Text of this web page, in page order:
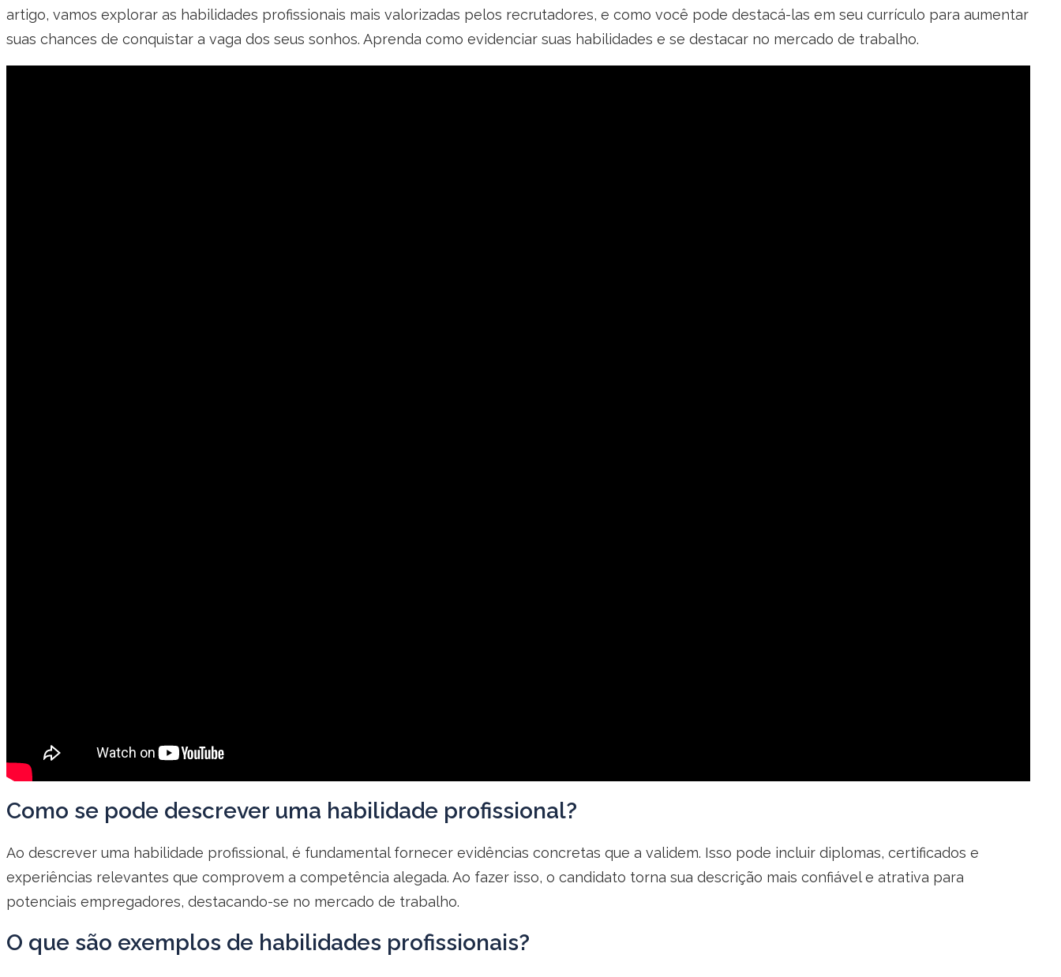
artigo, vamos explorar as habilidades profissionais mais valorizadas pelos recrutadores, e como você pode destacá-las em seu currículo para aumentar
suas chances de conquistar a vaga dos seus sonhos. Aprenda como evidenciar suas habilidades e se destacar no mercado de trabalho.
Como se pode descrever uma habilidade profissional?
Ao descrever uma habilidade profissional, é fundamental fornecer evidências concretas que a validem. Isso pode incluir diplomas, certificados e
experiências relevantes que comprovem a competência alegada. Ao fazer isso, o candidato torna sua descrição mais confiável e atrativa para
potenciais empregadores, destacando-se no mercado de trabalho.
O que são exemplos de habilidades profissionais?